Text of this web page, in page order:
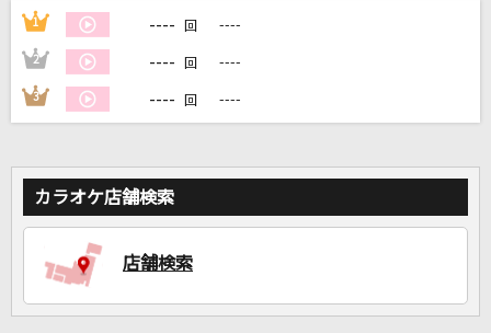
DAMに会員登録・ログインして
自宅でカラオケ歌い放題！
家族や友達と一緒に！練習にも！
1 ---- 回 ----
2 ---- 回 ----
3 ---- 回 ----
カラオケ店舗検索
店舗検索